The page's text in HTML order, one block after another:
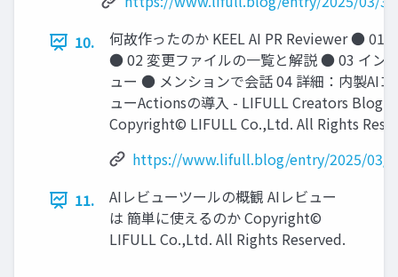
10.
何故作ったのか KEEL AI PR Reviewer ● 01
● 02 変更ファイルの⼀覧と解説 ● 03 イン
ュー ● メンションで会話 04 詳細：内製AI
ューActionsの導⼊ - LIFULL Creators Blog
Copyright© LIFULL Co.,Ltd. All Rights
https://www.lifull.blog/entry/2025/03/
11.
AIレビューツールの概観 AIレビュー
は 簡単に使えるのか Copyright©
LIFULL Co.,Ltd. All Rights Reserved.